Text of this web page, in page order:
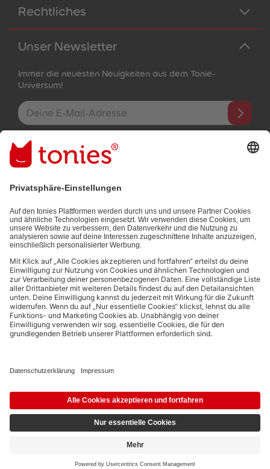
Rechtliches
Unser Newsletter
Immer die neuesten Neuigkeiten aus dem Tonie-
Universum!
E-Mail-Addresse
Mit dem Absenden abonnierst du unseren E-Mail-Newsletter, der
auf den von dir bereitgestellten Informationen (z.B. Account-
informationen) und den von dir zu Werbezwecken bereitgestellten
Datenschutzbestimmungen.
Bezahlmethoden:
Links zu sozialen Netzwerken
Die Nutzung der Inhalte für Text- und Data-Mining von (generativen) KI
Zusammenhang ausdrücklich vorbehalten und daher verboten.